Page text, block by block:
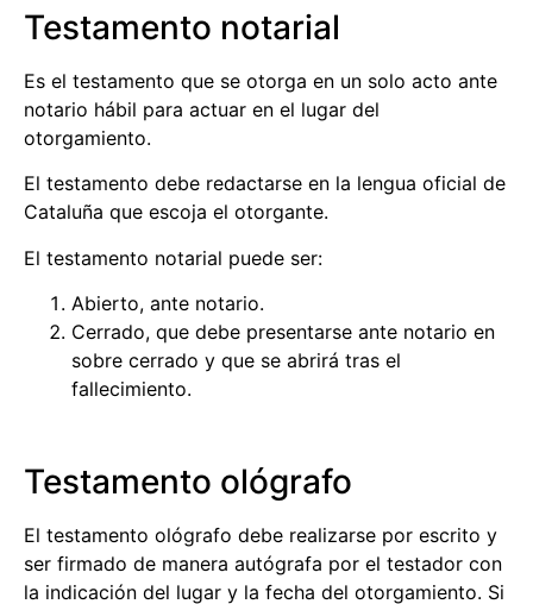
Testamento notarial
Es el testamento que se otorga en un solo acto ante
notario hábil para actuar en el lugar del
otorgamiento.
El testamento debe redactarse en la lengua oficial de
Cataluña que escoja el otorgante.
El testamento notarial puede ser:
Abierto, ante notario.
Cerrado, que debe presentarse ante notario en
sobre cerrado y que se abrirá tras el
fallecimiento.
Testamento ológrafo
El testamento ológrafo debe realizarse por escrito y
ser firmado de manera autógrafa por el testador con
la indicación del lugar y la fecha del otorgamiento. Si